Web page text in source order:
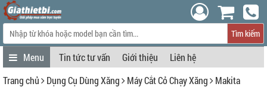
Tìm kiếm
Tin tức tư vấn Giới thiệu
Liên hệ
Trang chủ
Dụng Cụ Dùng Xăng Máy Cắt Cỏ Chạy Xăng
Makita